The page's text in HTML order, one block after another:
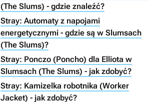
(The Slums) - gdzie znaleźć?
Stray: Automaty z napojami
energetycznymi - gdzie są w Slumsach
(The Slums)?
Stray: Ponczo (Poncho) dla Elliota w
Slumsach (The Slums) - jak zdobyć?
Stray: Kamizelka robotnika (Worker
Jacket) - jak zdobyć?